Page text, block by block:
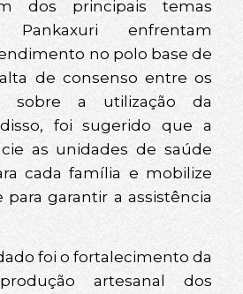
dos principais temas
enfrentam
no polo base de
de consenso entre os
sobre a utilização da
foi sugerido que a
as unidades de saúde
cada família e mobilize
garantir a assistência
foi o fortalecimento da
artesanal dos